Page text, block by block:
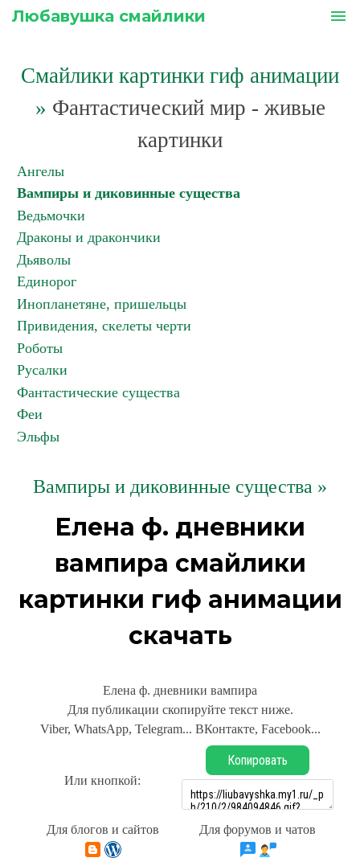
Любавушка смайлики menu
Смайлики картинки гиф анимации
» Фантастический мир - живые
картинки
Ангелы
Вампиры и диковинные существа
Ведьмочки
Драконы и дракончики
Дьяволы
Единорог
Инопланетяне, пришельцы
Привидения, скелеты черти
Роботы
Русалки
Фантастические существа
Феи
Эльфы
Вампиры и диковинные существа »
Елена ф. дневники
вампира смайлики
картинки гиф анимации
скачать
Елена ф. дневники вампира
Для публикации скопируйте текст ниже.
Viber, WhatsApp, Telegram... ВКонтакте, Facebook...
Или кнопкой:
Копировать
Для блогов и сайтов Для форумов и чатов